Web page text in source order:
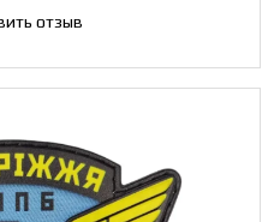
отзыв